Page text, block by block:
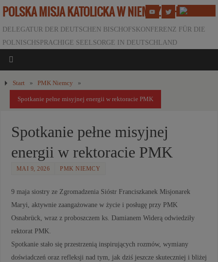
POLSKA MISJA KATOLICKA W NIEMCZECH
DELEGATUR DER DEUTSCHEN BISCHOFSKONFERENZ FÜR DIE
POLNISCHSPRACHIGE SEELSORGE IN DEUTSCHLAND
Start » PMK Niemcy »
Spotkanie pełne misyjnej energii w rektoracie PMK
Spotkanie pełne misyjnej
energii w rektoracie PMK
MAI 9, 2026 PMK NIEMCY
9 maja siostry ze Zgromadzenia Sióstr Franciszkanek Misjonarek
Maryi, aktywnie zaangażowane w życie i posługę przy PMK
Osnabrück, wraz z proboszczem ks. Damianem Widerą odwiedziły
rektorat PMK.
Spotkanie stało się przestrzenią inspirujących rozmów, wymiany
doświadczeń oraz refleksji nad tym, jak dziś jeszcze skuteczniej i bliżej